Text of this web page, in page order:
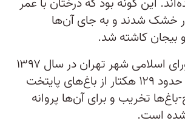
چنار خشک شدند و به جای آن‌‌ها
گزارش رسمی شورای اسلامی شهر تهران در سال ۱۳۹۷
نشان می‎‌دهد که حدود ۱۲۹ هکتار از باغ‌‌های پایتخت
تخریب و برای آن‌‌ها پروانه
است.